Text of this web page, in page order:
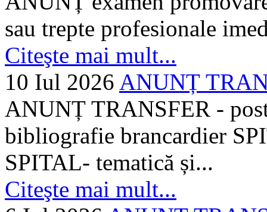
sau trepte profesionale
Citeşte mai mult...
10 Iul 2026 ANUNȚ
ANUNȚ TRANSFER -
bibliografie brancardier
SPITAL- tematică și...
Citeşte mai mult...